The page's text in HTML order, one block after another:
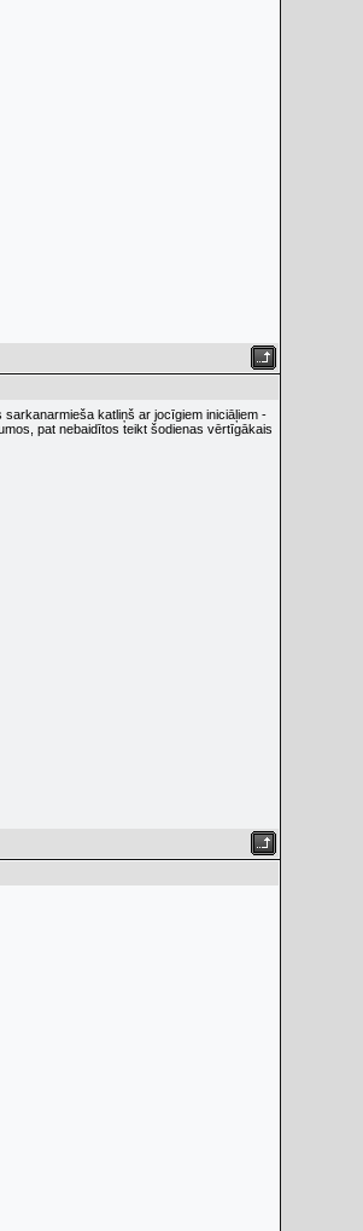
katliņš ar jocīgiem iniciāļiem -
pat nebaidītos teikt šodienas vērtīgākais